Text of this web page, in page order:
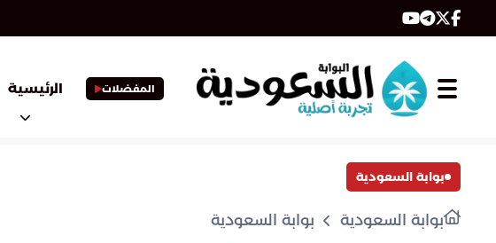
المفضلات الرئيسية
بوابة السعودية
بوابة السعودية بوابة السعودية